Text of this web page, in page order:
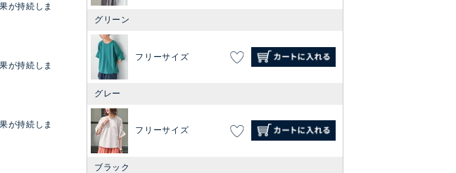
グリーン
フリーサイズ
グレー
フリーサイズ
ブラック
が持続しま
が持続しま
が持続しま